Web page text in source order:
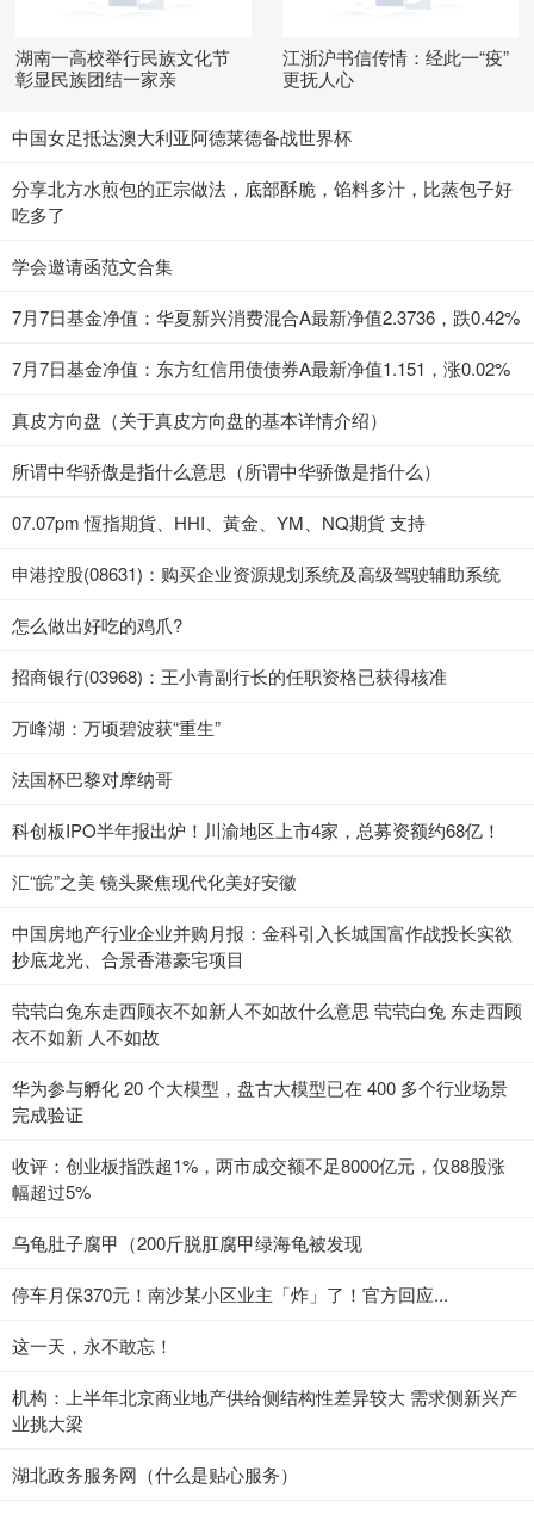
湖南一高校举行民族文化节
彰显民族团结一家亲
江浙沪书信传情：经此一“疫”
更抚人心
中国女足抵达澳大利亚阿德莱德备战世界杯
分享北方水煎包的正宗做法，底部酥脆，馅料多汁，比蒸包子好
吃多了
学会邀请函范文合集
7月7日基金净值：华夏新兴消费混合A最新净值2.3736，跌0.42%
7月7日基金净值：东方红信用债债券A最新净值1.151，涨0.02%
真皮方向盘（关于真皮方向盘的基本详情介绍）
所谓中华骄傲是指什么意思（所谓中华骄傲是指什么）
07.07pm 恆指期貨、HHI、黃金、YM、NQ期貨 支持
申港控股(08631)：购买企业资源规划系统及高级驾驶辅助系统
怎么做出好吃的鸡爪?
招商银行(03968)：王小青副行长的任职资格已获得核准
万峰湖：万顷碧波获“重生”
法国杯巴黎对摩纳哥
科创板IPO半年报出炉！川渝地区上市4家，总募资额约68亿！
汇“皖”之美 镜头聚焦现代化美好安徽
中国房地产行业企业并购月报：金科引入长城国富作战投长实欲
抄底龙光、合景香港豪宅项目
茕茕白兔东走西顾衣不如新人不如故什么意思 茕茕白兔 东走西顾
衣不如新 人不如故
华为参与孵化 20 个大模型，盘古大模型已在 400 多个行业场景
完成验证
收评：创业板指跌超1%，两市成交额不足8000亿元，仅88股涨
幅超过5%
乌龟肚子腐甲（200斤脱肛腐甲绿海龟被发现
停车月保370元！南沙某小区业主「炸」了！官方回应...
这一天，永不敢忘！
机构：上半年北京商业地产供给侧结构性差异较大 需求侧新兴产
业挑大梁
湖北政务服务网（什么是贴心服务）